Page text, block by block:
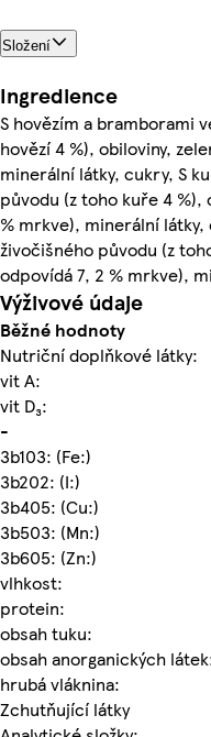
Složení
Ingredience
S hovězím a bramborami
hovězí 4 %), obiloviny,
minerální látky, cukry, S
původu (z toho kuře 4 %),
% mrkve), minerální
živočišného původu (z
odpovídá 7, 2 % mrkve),
Výživové údaje
Běžné hodnoty
Nutriční doplňkové látky:
vit A:
vit D₃:
-
3b103: (Fe:)
3b202: (I:)
3b405: (Cu:)
3b503: (Mn:)
3b605: (Zn:)
vlhkost:
protein:
obsah tuku:
obsah anorganických
hrubá vláknina:
Zchutňující látky